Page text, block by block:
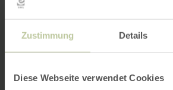
Zustimmung Details
Diese Webseite verwendet Cookies